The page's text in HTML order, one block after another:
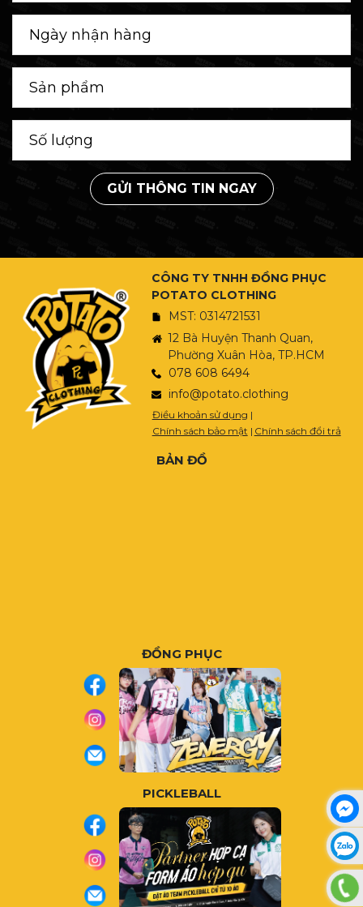
GỬI THÔNG TIN NGAY
CÔNG TY TNHH ĐỒNG PHỤC
POTATO CLOTHING
MST: 0314721531
12 Bà Huyện Thanh Quan,
Phường Xuân Hòa, TP.HCM
078 608 6494
info@potato.clothing
Điều khoản sử dụng |
Chính sách bảo mật | Chính sách đổi trả
BẢN ĐỒ
ĐỒNG PHỤC
PICKLEBALL